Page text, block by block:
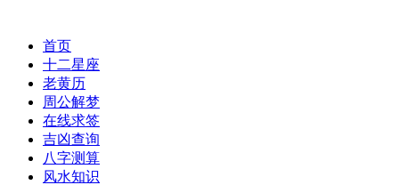
首页
十二星座
老黄历
周公解梦
在线求签
吉凶查询
八字测算
风水知识